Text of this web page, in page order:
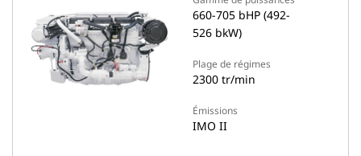
660-705 bHP (492-
526 bkW)
Plage de régimes
2300 tr/min
Émissions
IMO II